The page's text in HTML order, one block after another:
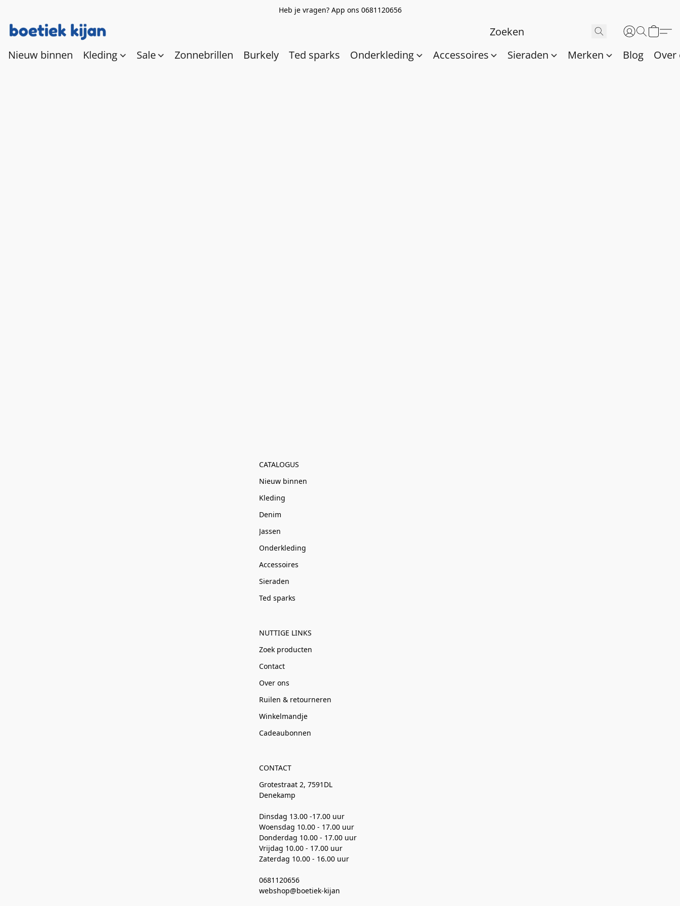
Heb je vragen? App ons 0681120656
Nieuw binnen Kleding Sale Zonnebrillen Burkely Ted sparks Onderkleding Accessoires Sieraden Merken Blog Over
CATALOGUS
Nieuw binnen
Kleding
Denim
Jassen
Onderkleding
Accessoires
Sieraden
Ted sparks
NUTTIGE LINKS
Zoek producten
Contact
Over ons
Ruilen & retourneren
Winkelmandje
Cadeaubonnen
CONTACT
Grotestraat 2, 7591DL
Denekamp
Dinsdag 13.00 -17.00 uur
Woensdag 10.00 - 17.00 uur
Donderdag 10.00 - 17.00 uur
Vrijdag 10.00 - 17.00 uur
Zaterdag 10.00 - 16.00 uur
0681120656
webshop@boetiek-kijan